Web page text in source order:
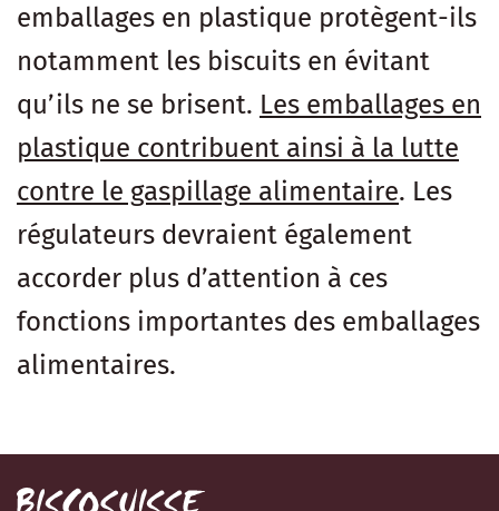
emballages en plastique protègent-ils
notamment les biscuits en évitant
qu’ils ne se brisent. Les emballages en
plastique contribuent ainsi à la lutte
contre le gaspillage alimentaire. Les
régulateurs devraient également
accorder plus d’attention à ces
fonctions importantes des emballages
alimentaires.